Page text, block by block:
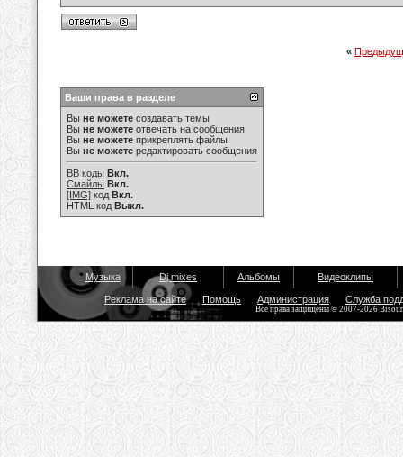
«
Ваши права в разделе
Вы не можете создавать темы
Вы не можете отвечать на сообщения
Вы не можете прикреплять файлы
Вы не можете редактировать сообщения
BB коды Вкл.
Смайлы Вкл.
[IMG] код Вкл.
HTML код Выкл.
Музыка Dj mixes Альбомы Видеоклипы
Реклама на сайте Помощь Администрация Служба
Все права защищены © 2007-2026